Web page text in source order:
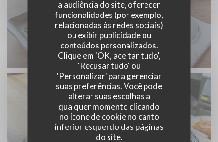
a audiência do site, oferecer
funcionalidades (por exemplo,
relacionadas às redes sociais)
ou exibir publicidade ou
conteúdos personalizados.
Clique em 'OK, aceitar tudo',
'Recusar tudo' ou
'Personalizar' para gerenciar
suas preferências. Você pode
alterar suas escolhas a
qualquer momento clicando
no ícone de cookie no canto
inferior esquerdo das páginas
do site.